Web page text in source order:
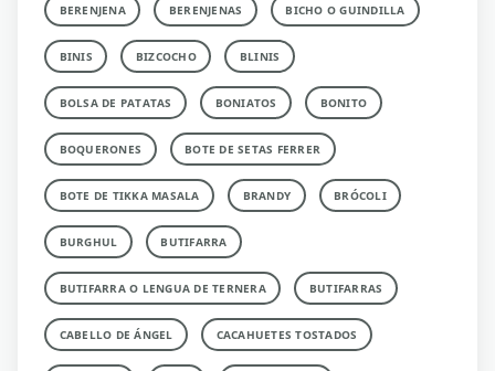
BERENJENA BERENJENAS BICHO O GUINDILLA
BINIS BIZCOCHO BLINIS
BOLSA DE PATATAS BONIATOS BONITO
BOQUERONES BOTE DE SETAS FERRER
BOTE DE TIKKA MASALA BRANDY BRÓCOLI
BURGHUL BUTIFARRA
BUTIFARRA O LENGUA DE TERNERA BUTIFARRAS
CABELLO DE ÁNGEL CACAHUETES TOSTADOS